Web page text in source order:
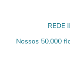
REDE
Nossos 50.000